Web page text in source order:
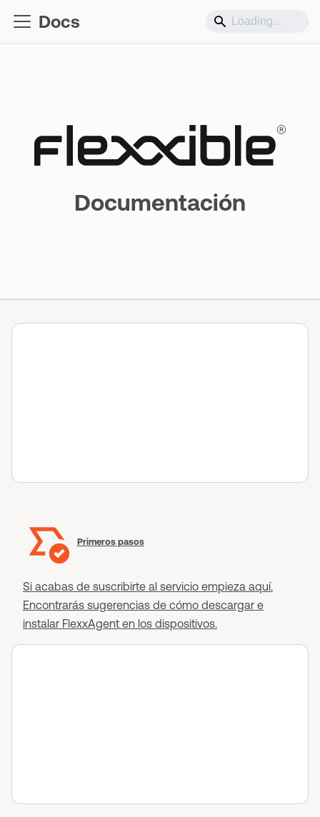
Docs Soporte
Documentación
Primeros pasos
Si acabas de suscribirte al servicio empieza aquí.
Encontrarás sugerencias de cómo descargar e
instalar FlexxAgent en los dispositivos.